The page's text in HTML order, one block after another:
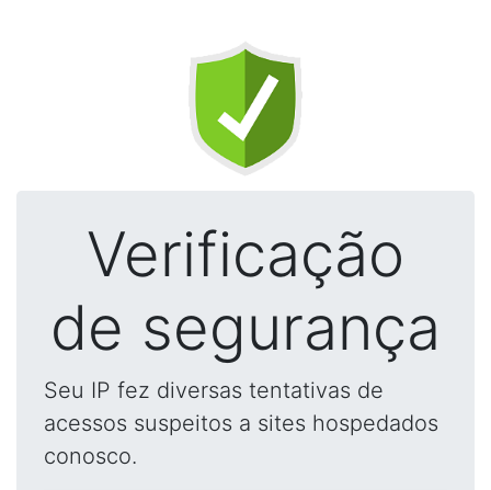
Verificação
de segurança
Seu IP fez diversas tentativas de
acessos suspeitos a sites hospedados
conosco.